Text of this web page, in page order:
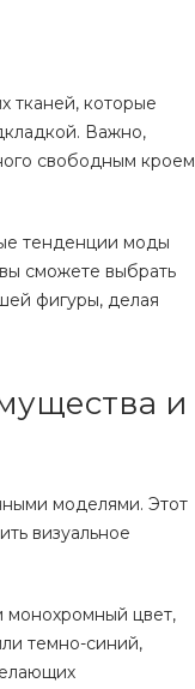
тканей, которые
Важно,
свободным кроем
тенденции моды
сможете выбрать
фигуры, делая
и
моделями. Этот
визуальное
монохромный цвет,
темно-синий,